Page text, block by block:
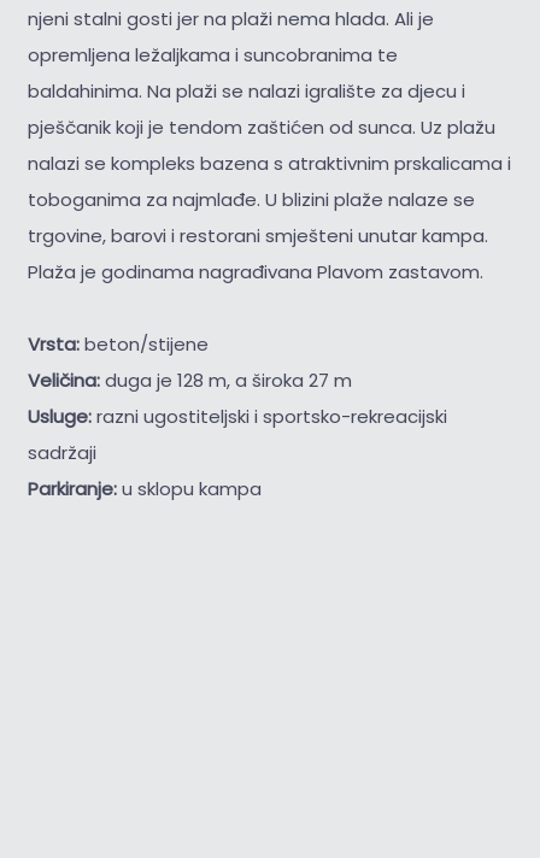
njeni stalni gosti jer na plaži nema hlada. Ali je
opremljena ležaljkama i suncobranima te
baldahinima. Na plaži se nalazi igralište za djecu i
pješčanik koji je tendom zaštićen od sunca. Uz plažu
nalazi se kompleks bazena s atraktivnim prskalicama i
toboganima za najmlađe. U blizini plaže nalaze se
trgovine, barovi i restorani smješteni unutar kampa.
Plaža je godinama nagrađivana Plavom zastavom.
Vrsta:beton/stijene
Veličina:duga je 128 m, a široka 27 m
Usluge:razni ugostiteljski i sportsko-rekreacijski
sadržaji
Parkiranje:u sklopu kampa